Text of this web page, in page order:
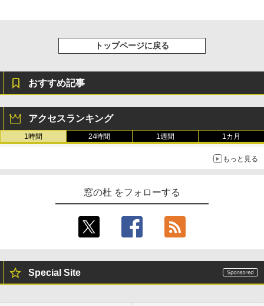
トップページに戻る
おすすめ記事
アクセスランキング
1時間 24時間 1週間 1カ月
もっと見る
窓の杜 をフォローする
Special Site